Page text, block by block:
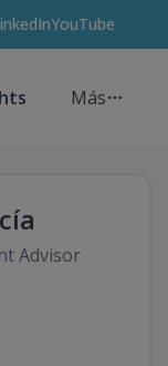
YouTube
Más
Advisor